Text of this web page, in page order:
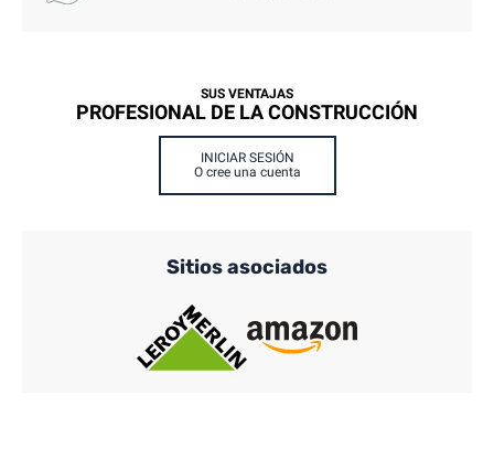
SUS VENTAJAS
PROFESIONAL DE LA CONSTRUCCIÓN
INICIAR SESIÓN
O cree una cuenta
Sitios asociados